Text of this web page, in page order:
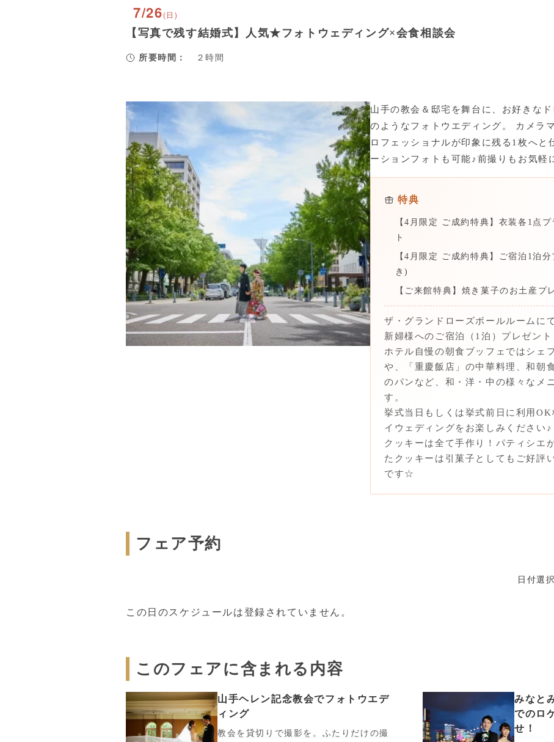
7/26(日)
【写真で残す結婚式】人気★フォトウェディング×会食相談会
所要時間： ２時間
山手の教会＆邸宅を舞台に、お好きな
のようなフォトウエディング。 カメラ
ロフェッショナルが印象に残る1枚へと
ーションフォトも可能♪前撮りもお気軽
特典
【4月限定 ご成約特典】衣装各1点
ト
【4月限定 ご成約特典】ご宿泊1泊
き)
【ご来館特典】焼き菓子のお土産プ
ザ・グランドローズボールルームに
新婦様へのご宿泊（1泊）プレゼント
ホテル自慢の朝食ブッフェではシェ
や、「重慶飯店」の中華料理、和朝
のパンなど、和・洋・中の様々なメ
す。
挙式当日もしくは挙式前日に利用
イウェディングをお楽しみください♪
クッキーは全て手作り！パティシエ
たクッキーは引菓子としてもご好評
です☆
フェア予約
日付選択
この日のスケジュールは登録されていません。
このフェアに含まれる内容
山手ヘレン記念教会でフォトウエデ
ィング
教会を貸切りで撮影を。ふたりだけの撮
みなと
でのロ
せ！